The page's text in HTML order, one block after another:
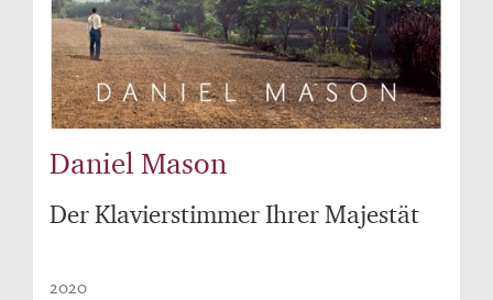
Daniel Mason
Der Klavierstimmer Ihrer Majestät
2020